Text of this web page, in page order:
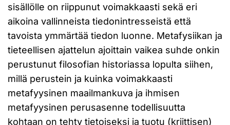
sisällölle on riippunut voimakkaasti sekä eri
aikoina vallinneista tiedonintresseistä että
tavoista ymmärtää tiedon luonne. Metafysiikan ja
tieteellisen ajattelun ajoittain vaikea suhde onkin
perustunut filosofian historiassa lopulta siihen,
millä perustein ja kuinka voimakkaasti
metafyysinen maailmankuva ja ihmisen
metafyysinen perusasenne todellisuutta
kohtaan on tehty tietoiseksi ja tuotu (kriittisen)